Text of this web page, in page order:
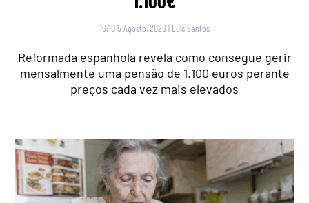
16:10 5 Agosto, 2026 | Luís Santos
Reformada espanhola revela como consegue gerir
mensalmente uma pensão de 1.100 euros perante
preços cada vez mais elevados